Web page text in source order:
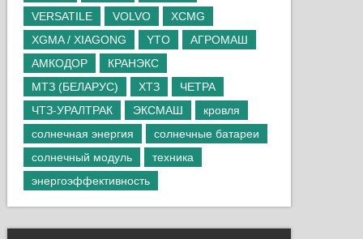
VERSATILE
VOLVO
XCMG
XGMA / XIAGONG
YTO
АГРОМАШ
АМКОДОР
КРАНЭКС
МТЗ (БЕЛАРУС)
ХТЗ
ЧЕТРА
ЧТЗ-УРАЛТРАК
ЭКСМАШ
кровля
солнечная энергия
солнечные батареи
солнечный модуль
техника
энергоэффективность